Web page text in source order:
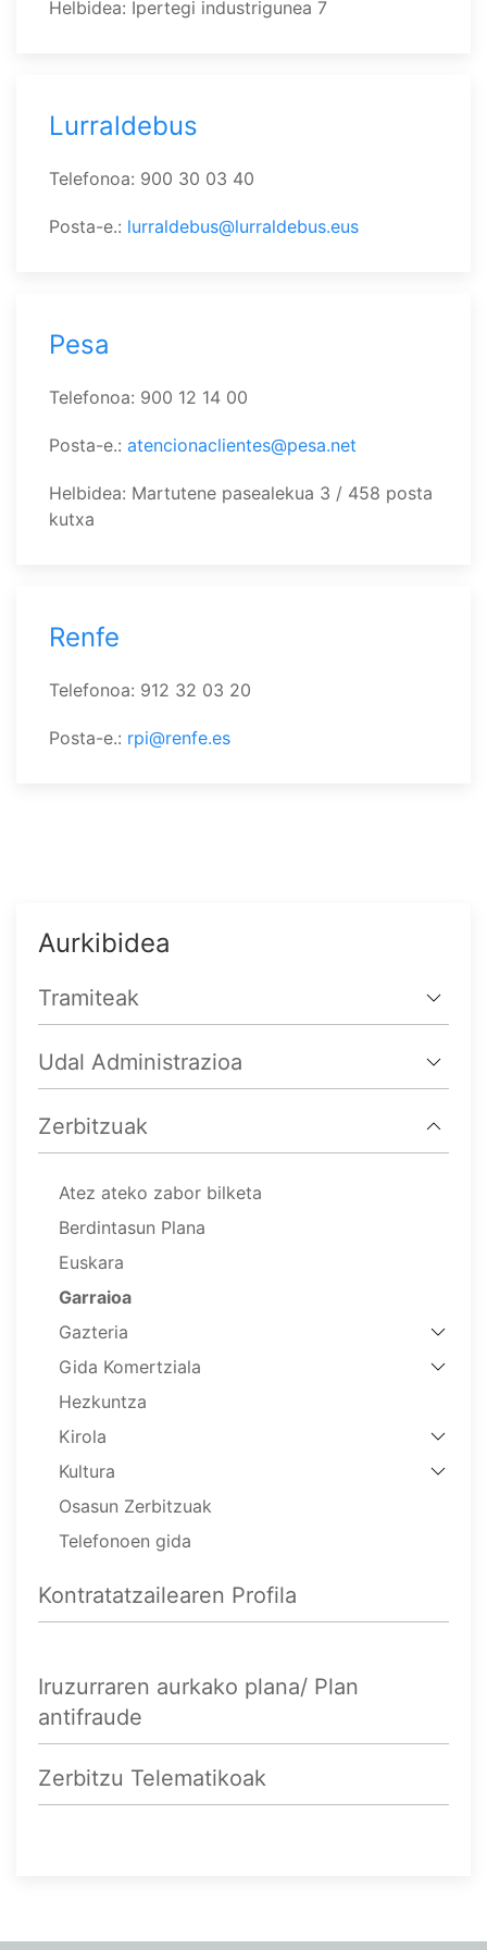
Helbidea: Ipertegi industrigunea 7
Lurraldebus
Telefonoa: 900 30 03 40
Posta-e.: lurraldebus@lurraldebus.eus
Pesa
Telefonoa: 900 12 14 00
Posta-e.: atencionaclientes@pesa.net
Helbidea: Martutene pasealekua 3 / 458 posta
kutxa
Renfe
Telefonoa: 912 32 03 20
Posta-e.: rpi@renfe.es
Aurkibidea
Tramiteak
Udal Administrazioa
Zerbitzuak
Atez ateko zabor bilketa
Berdintasun Plana
Euskara
Garraioa
Gazteria
Gida Komertziala
Hezkuntza
Kirola
Kultura
Osasun Zerbitzuak
Telefonoen gida
Kontratatzailearen Profila
Iruzurraren aurkako plana/ Plan
antifraude
Zerbitzu Telematikoak